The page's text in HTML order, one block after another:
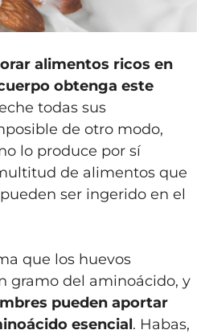
alimentos ricos en
obtenga este
todas sus
de otro modo,
lo produce por sí
de alimentos que
ser ingerido en el
que los huevos
gramo del aminoácido, y
pueden aportar
esencial. Habas,